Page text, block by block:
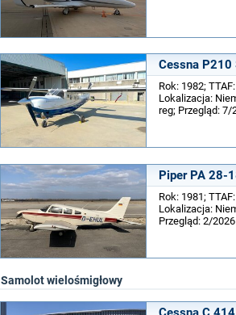
Cessna P210
Rok: 1982;
Lokalizacja:
reg; Przegląd: 7/
Piper PA 28-
Rok: 1981;
Lokalizacja:
Przegląd: 2/2026
Samolot wielośmigłowy